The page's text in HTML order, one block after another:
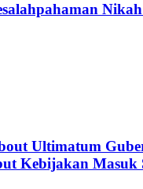
Ultimatum
Kebijakan Masuk